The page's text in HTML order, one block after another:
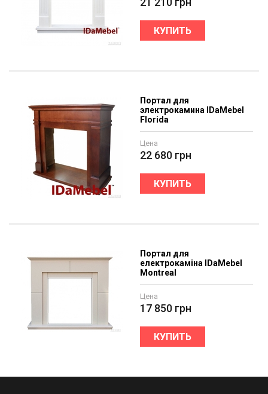
КУПИТЬ
Портал для
электрокамина IDaMebel
Florida
Цена
22 680 грн
КУПИТЬ
Портал для
електрокаміна IDaMebel
Montreal
Цена
17 850 грн
КУПИТЬ